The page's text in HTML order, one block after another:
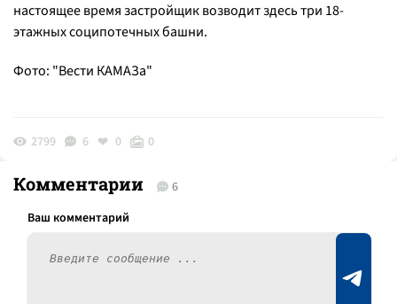
настоящее время застройщик возводит здесь три 18-
этажных соципотечных башни.
Фото: "Вести КАМАЗа"
2799 6 0 0
Комментарии 6